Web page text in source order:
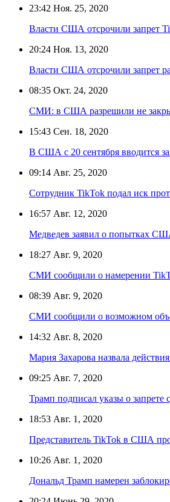
23:42 Ноя. 25, 2020
Власти США отсрочили запрет
20:24 Ноя. 13, 2020
Власти США отсрочили запрет
08:35 Окт. 24, 2020
СМИ: в США разрешили не
15:43 Сен. 18, 2020
В США с 20 сентября вводится
09:14 Авг. 25, 2020
Сотрудник TikTok подал иск
16:57 Авг. 12, 2020
Медведев заявил о попытках
18:27 Авг. 9, 2020
СМИ сообщили о намерении
08:39 Авг. 9, 2020
СМИ сообщили о возможном
14:32 Авг. 8, 2020
Мария Захарова назвала
09:25 Авг. 7, 2020
Трамп подписал указы о запрете
18:53 Авг. 1, 2020
Представитель TikTok в США
10:26 Авг. 1, 2020
Дональд Трамп намерен